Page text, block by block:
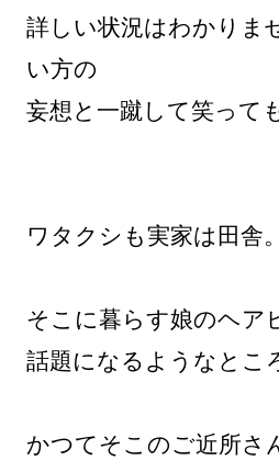
詳しい状況はわかりま
い方の
妄想と一蹴して笑っ
ワタクシも実家は田舎。
そこに暮らす娘のヘア
話題になるようなとこ
かつてそこのご近所さ